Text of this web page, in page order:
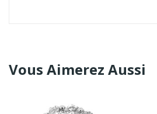
Vous Aimerez Aussi